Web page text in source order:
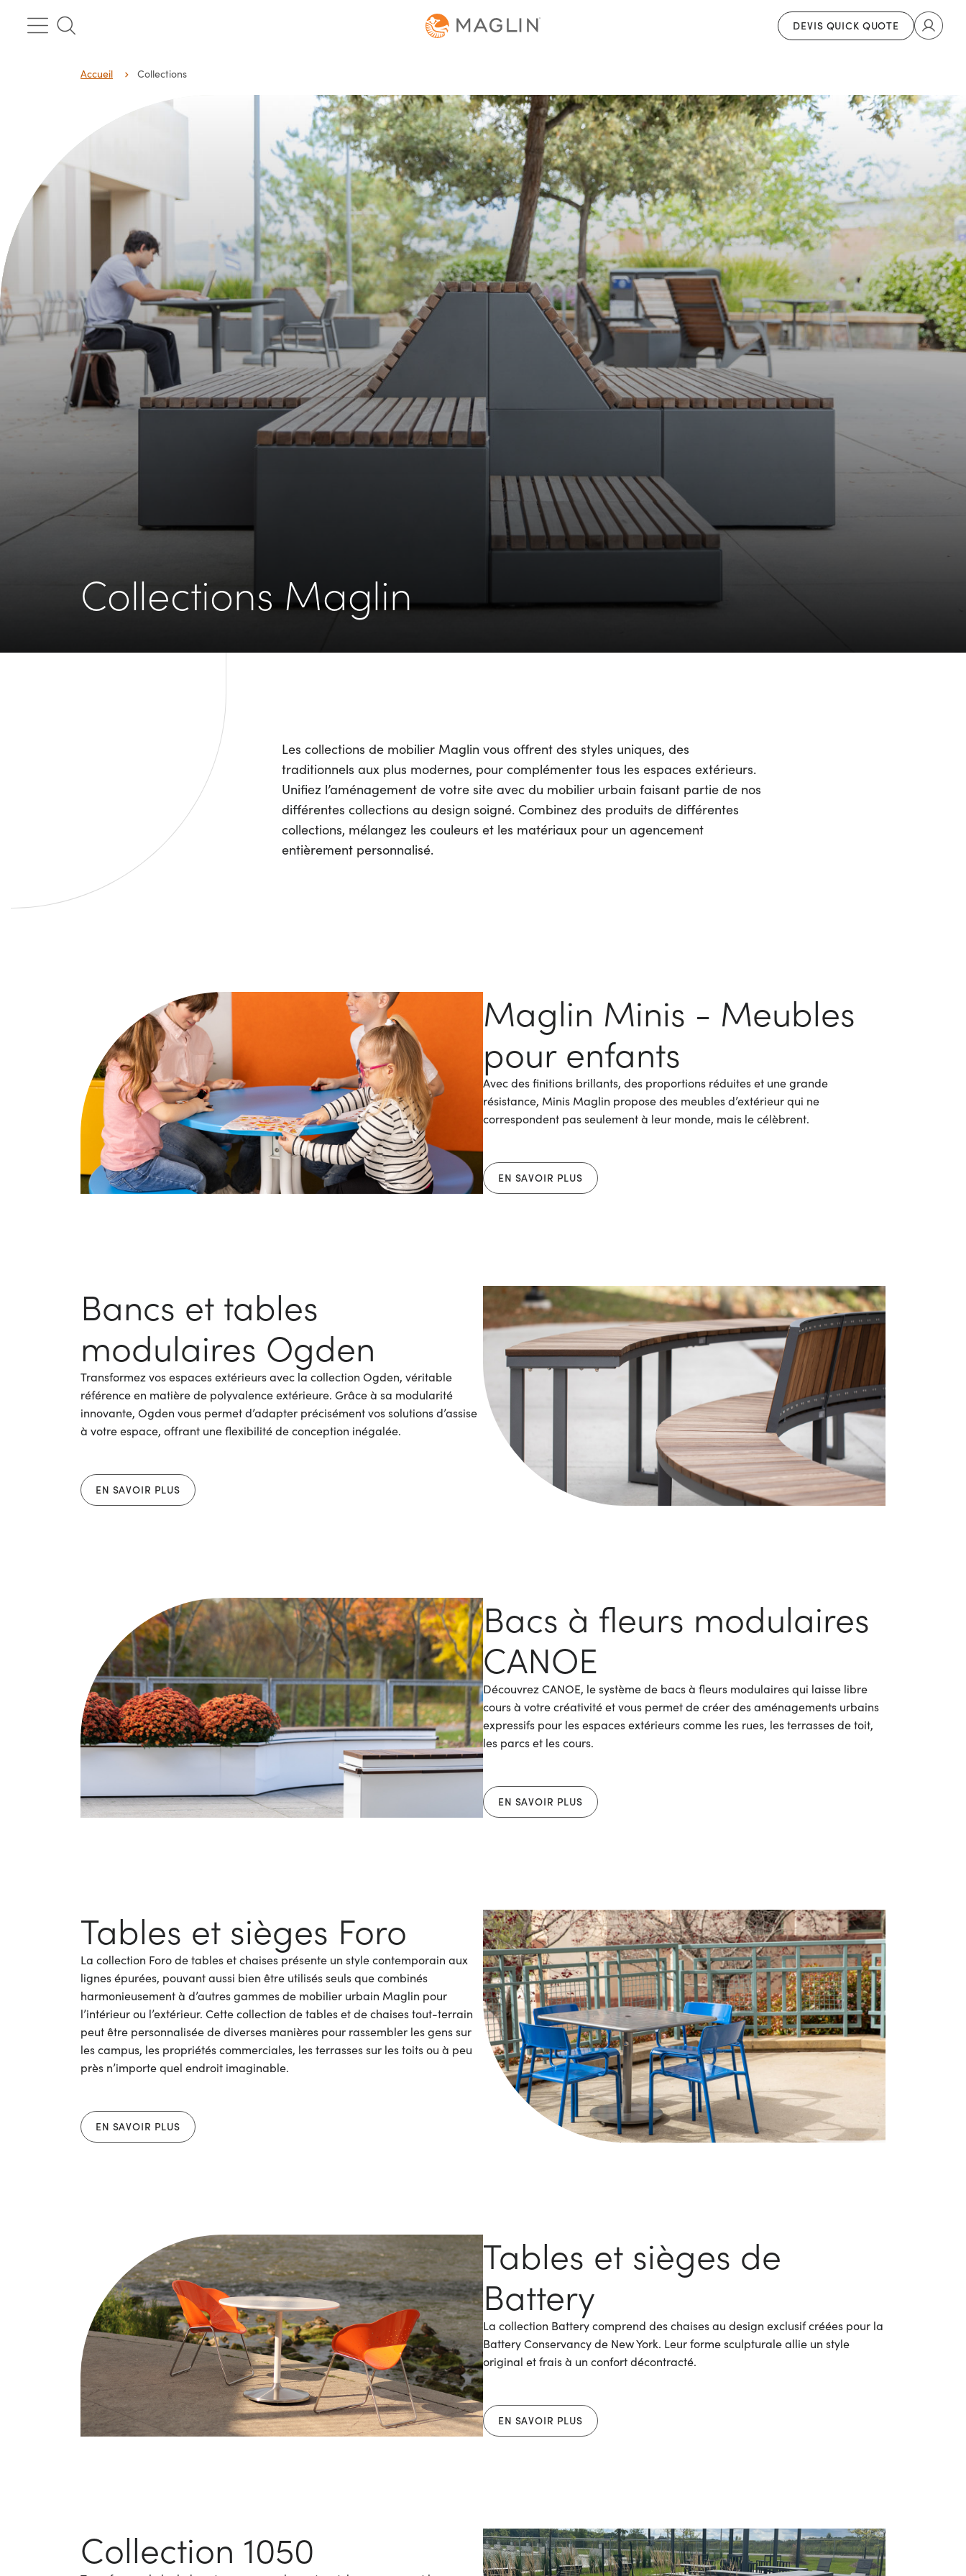
DEVIS QUICK QUOTE
Accueil Collections
Collections Maglin
Les collections de mobilier Maglin vous offrent des styles uniques, des
traditionnels aux plus modernes, pour complémenter tous les espaces extérieurs.
Unifiez l’aménagement de votre site avec du mobilier urbain faisant partie de nos
différentes collections au design soigné. Combinez des produits de différentes
collections, mélangez les couleurs et les matériaux pour un agencement
entièrement personnalisé.
Maglin Minis - Meubles
pour enfants
Avec des finitions brillants, des proportions réduites et une grande
résistance, Minis Maglin propose des meubles d’extérieur qui ne
correspondent pas seulement à leur monde, mais le célèbrent.
EN SAVOIR PLUS
Bancs et tables
modulaires Ogden
Transformez vos espaces extérieurs avec la collection Ogden, véritable
référence en matière de polyvalence extérieure. Grâce à sa modularité
innovante, Ogden vous permet d’adapter précisément vos solutions d’assise
à votre espace, offrant une flexibilité de conception inégalée.
EN SAVOIR PLUS
Bacs à fleurs modulaires
CANOE
Découvrez CANOE, le système de bacs à fleurs modulaires qui laisse libre
cours à votre créativité et vous permet de créer des aménagements urbains
expressifs pour les espaces extérieurs comme les rues, les terrasses de toit,
les parcs et les cours.
EN SAVOIR PLUS
Tables et sièges Foro
La collection Foro de tables et chaises présente un style contemporain aux
lignes épurées, pouvant aussi bien être utilisés seuls que combinés
harmonieusement à d’autres gammes de mobilier urbain Maglin pour
l’intérieur ou l’extérieur. Cette collection de tables et de chaises tout-terrain
peut être personnalisée de diverses manières pour rassembler les gens sur
les campus, les propriétés commerciales, les terrasses sur les toits ou à peu
près n’importe quel endroit imaginable.
EN SAVOIR PLUS
Tables et sièges de
Battery
La collection Battery comprend des chaises au design exclusif créées pour la
Battery Conservancy de New York. Leur forme sculpturale allie un style
original et frais à un confort décontracté.
EN SAVOIR PLUS
Collection 1050